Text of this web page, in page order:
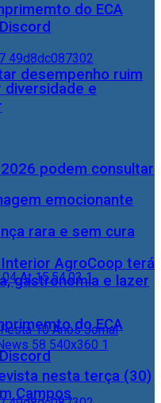
desempenho ruim
emocionante
rara e sem cura
do ECA
do ECA
diversidade e
podem consultar
AgroCoop terá
gastronomia e lazer
nesta terça (30)
Campos